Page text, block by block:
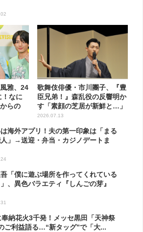
雅、24
！なに
らの
歌舞伎俳優・市川團子、『豊
臣兄弟！』森乱役の反響明か
す「素顔の芝居が新鮮と…」
2026.07.13
海外アプリ！夫の第一印象は「まる
」→送迎・弁当・カジノデートま
「僕に遊ぶ場所を作ってくれている
、異色バラエティ『しんごの芽』
納花火3千発！メッセ黒田「天神祭
ご利益語る…“新タッグ”で「大...